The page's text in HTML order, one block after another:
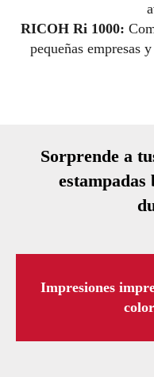
RICOH Ri 1000:
pequeñas empresas
Sorprende a
Impresiones